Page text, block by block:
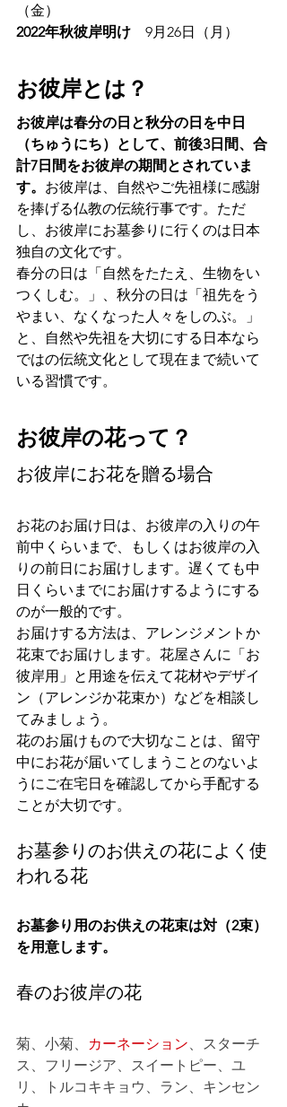
（金）
2022年秋彼岸明け 9月26日（月）
お彼岸とは？
お彼岸は春分の日と秋分の日を中日
（ちゅうにち）として、前後3日間、合
計7日間をお彼岸の期間とされていま
す。 お彼岸は、自然やご先祖様に感謝
を捧げる仏教の伝統行事です。ただ
し、お彼岸にお墓参りに行くのは日本
独自の文化です。
春分の日は「自然をたたえ、生物をい
つくしむ。」、秋分の日は「祖先をう
やまい、なくなった人々をしのぶ。」
と、自然や先祖を大切にする日本なら
ではの伝統文化として現在まで続いて
いる習慣です。
お彼岸の花って？
お彼岸にお花を贈る場合
お花のお届け日は、お彼岸の入りの午
前中くらいまで、もしくはお彼岸の入
りの前日にお届けします。遅くても中
日くらいまでにお届けするようにする
のが一般的です。
お届けする方法は、アレンジメントか
花束でお届けします。花屋さんに「お
彼岸用」と用途を伝えて花材やデザイ
ン（アレンジか花束か）などを相談し
てみましょう。
花のお届けもので大切なことは、留守
中にお花が届いてしまうことのないよ
うにご在宅日を確認してから手配する
ことが大切です。
お墓参りのお供えの花によく使
われる花
お墓参り用のお供えの花束は対（2束）
を用意します。
春のお彼岸の花
菊、小菊、 カーネーション、スターチ
ス、フリージア、スイートピー、ユ
リ、トルコキキョウ、ラン、キンセン